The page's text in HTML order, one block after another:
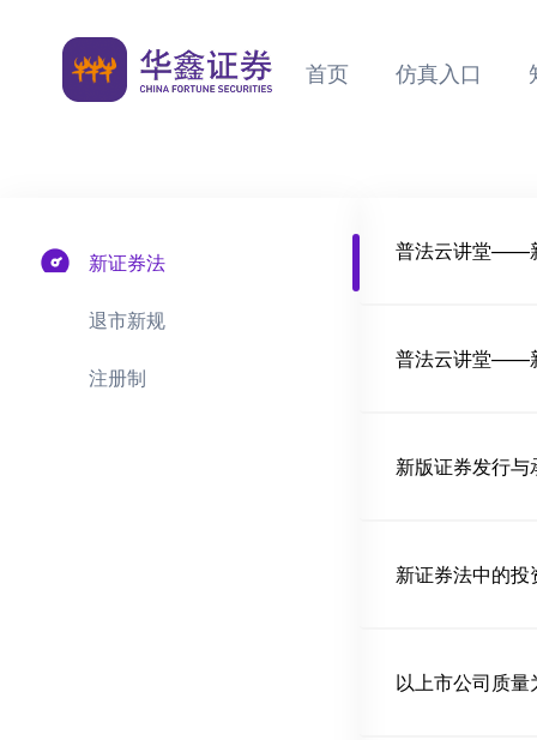
首页 仿真入口
新证券法
退市新规
注册制
普法云讲堂——
普法云讲堂——
新版证券发行
新证券法中的
以上市公司质